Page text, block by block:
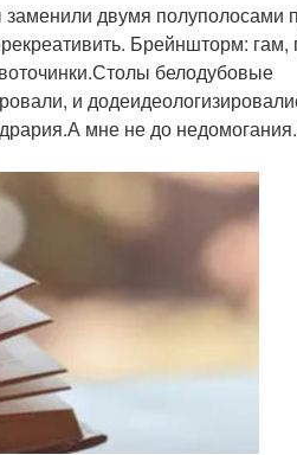
двумя полуполосами
Брейншторм: гам,
белодубовые
и
мне не до